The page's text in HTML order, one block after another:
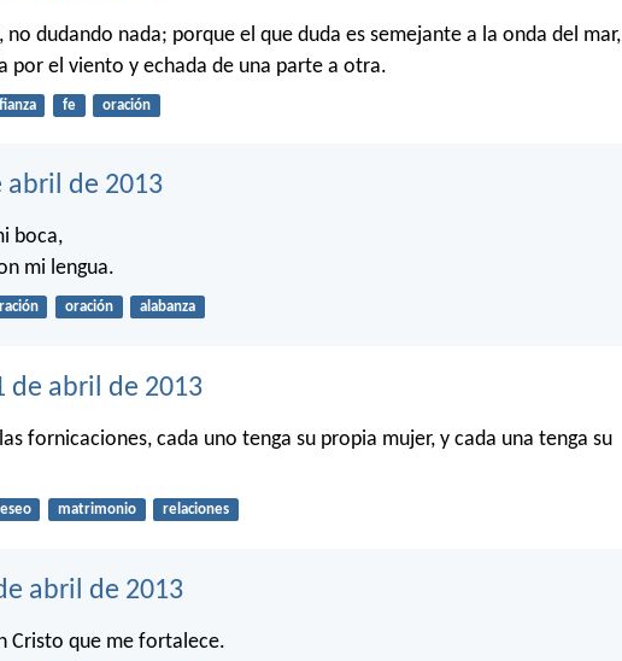
no dudando nada; porque el que duda es semejante a la onda del mar,
por el viento y echada de una parte a otra.
fe oración
abril de 2013
boca,
mi lengua.
oración alabanza
de abril de 2013
fornicaciones, cada uno tenga su propia mujer, y cada una tenga su
matrimonio relaciones
abril de 2013
Cristo que me fortalece.